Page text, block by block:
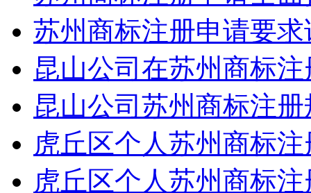
苏州商标注册申请要求
昆山公司在苏州商标
昆山公司苏州商标注
虎丘区个人苏州商标
虎丘区个人苏州商标